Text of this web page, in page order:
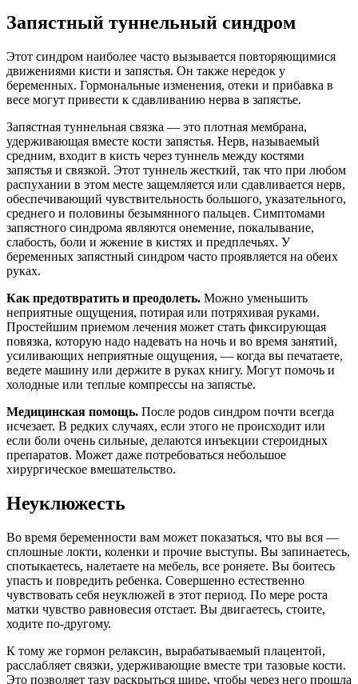
Запястный туннельный синдром
Этот синдром наиболее часто вызывается повторяющимися
движениями кисти и запястья. Он также нередок у
беременных. Гормональные изменения, отеки и прибавка в
весе могут привести к сдавливанию нерва в запястье.
Запястная туннельная связка — это плотная мембрана,
удерживающая вместе кости запястья. Нерв, называемый
средним, входит в кисть через туннель между костями
запястья и связкой. Этот туннель жесткий, так что при любом
распухании в этом месте защемляется или сдавливается нерв,
обеспечивающий чувствительность большого, указательного,
среднего и половины безымянного пальцев. Симптомами
запястного синдрома являются онемение, покалывание,
слабость, боли и жжение в кистях и предплечьях. У
беременных запястный синдром часто проявляется на обеих
руках.
Как предотвратить и преодолеть. Можно уменьшить
неприятные ощущения, потирая или потряхивая руками.
Простейшим приемом лечения может стать фиксирующая
повязка, которую надо надевать на ночь и во время занятий,
усиливающих неприятные ощущения, — когда вы печатаете,
ведете машину или держите в руках книгу. Могут помочь и
холодные или теплые компрессы на запястье.
Медицинская помощь. После родов синдром почти всегда
исчезает. В редких случаях, если этого не происходит или
если боли очень сильные, делаются инъекции стероидных
препаратов. Может даже потребоваться небольшое
хирургическое вмешательство.
Неуклюжесть
Во время беременности вам может показаться, что вы вся —
сплошные локти, коленки и прочие выступы. Вы запинаетесь,
спотыкаетесь, налетаете на мебель, все роняете. Вы боитесь
упасть и повредить ребенка. Совершенно естественно
чувствовать себя неуклюжей в этот период. По мере роста
матки чувство равновесия отстает. Вы двигаетесь, стоите,
ходите по-другому.
К тому же гормон релаксин, вырабатываемый плацентой,
расслабляет связки, удерживающие вместе три тазовые кости.
Это позволяет тазу раскрыться шире, чтобы через него прошла